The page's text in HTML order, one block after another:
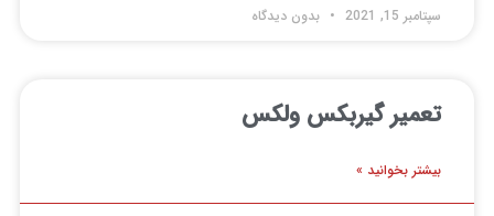
سپتامبر 15, 2021 بدون دیدگاه
تعمیر گیربکس ولکس
بیشتر بخوانید »